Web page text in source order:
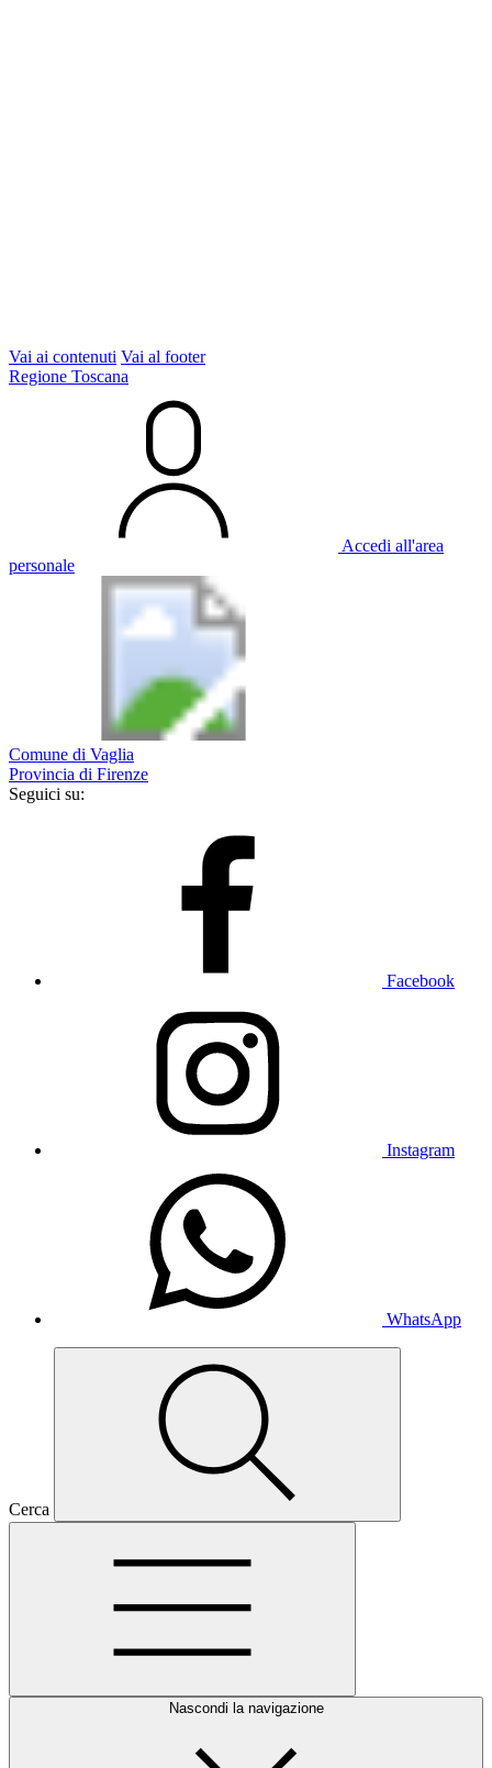
Vai ai contenuti Vai al footer
Regione Toscana
Accedi all'area
personale
Comune di Vaglia
Provincia di Firenze
Seguici su:
Facebook
Instagram
WhatsApp
Cerca
Nascondi la navigazione